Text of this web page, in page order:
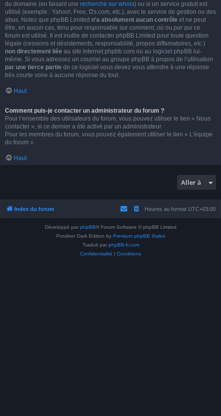
du domaine (en faisant une recherche sur whois) ou si un service gratuit est
utilisé (exemple : Yahoo!, Free, f2s.com, etc.), avec le service de gestion ou des
abus. Notez que phpBB Limited n’a absolument aucun contrôle et ne peut
être, en aucun cas, tenu pour responsable sur comment, où ou par qui ce
forum est utilisé. Il est inutile de contacter phpBB Limited pour toute question
légale (cessions et désistements, responsabilité, propos diffamatoires, etc.)
non directement liée au site Internet phpbb.com ou au logiciel phpBB lui-
même. Si vous adressez un courriel au groupe phpBB à propos de l’utilisation
par une tierce partie de ce logiciel vous devez vous attendre à une réponse
très courte voire à aucune réponse du tout.
Haut
Comment puis-je contacter un administrateur du forum ?
Pour l’ensemble des utilisateurs du forum, vous pouvez utiliser le lien « Nous
contacter », si ce dernier a été activé par un administrateur.
Pour les membres du forum, vous pouvez également utiliser le lien « L’équipe
du forum ».
Haut
Aller à
Index du forum Heures au format UTC+03:00
Développé par phpBB® Forum Software © phpBB Limited
Prosilver Dark Edition by Premium phpBB Styles
Traduit par phpBB-fr.com
Confidentialité | Conditions